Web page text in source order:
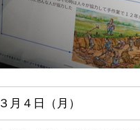
３月４日（月）